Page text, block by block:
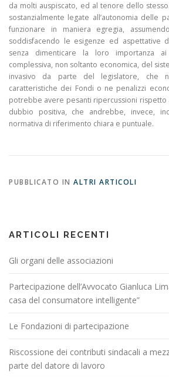
da molti auspiscato, ed al tenore dello
sostanzialmente legate all’autonomia delle
funzionare in maniera egregia,
soddisfacendo le esigenze ed aspettative
senza dimenticare la loro importanza
complessiva, non soltanto economica, del
invasivo da parte del legislatore, che
caratteristiche dei Fondi o ne penalizzi
potrebbe avere pesanti ripercussioni rispetto
dubbio positiva, che andrebbe, invece,
normativa di riferimento chiara e puntuale.
PUBBLICATO IN ALTRI ARTICOLI
ARTICOLI RECENTI
Gli organi delle associazioni
Partecipazione dell’Avvocato Gianluca
casa del consumatore intelligente”
Le Fondazioni di partecipazione
Riscossione dei contributi sindacali a
parte del datore di lavoro